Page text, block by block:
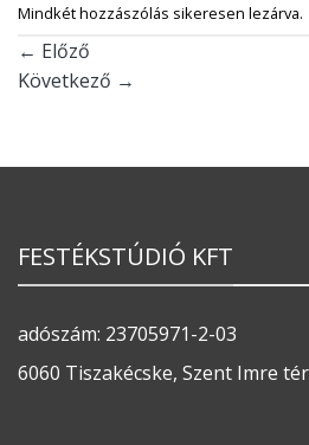
Mindkét hozzászólás sikeresen lezárva.
← Előző
Következő →
FESTÉKSTÚDIÓ KFT
adószám: 23705971-2-03
6060 Tiszakécske, Szent Imre